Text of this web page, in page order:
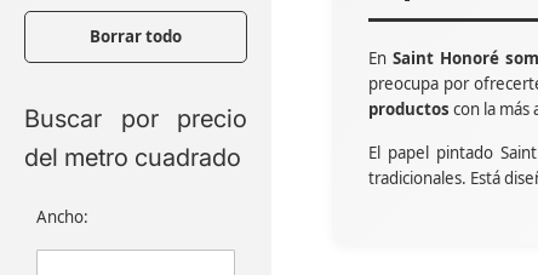
En Saint Honoré
preocupa por
productos con la más
El papel pintado
tradicionales. Está
Buscar por precio
del metro cuadrado
Ancho:
Borrar todo